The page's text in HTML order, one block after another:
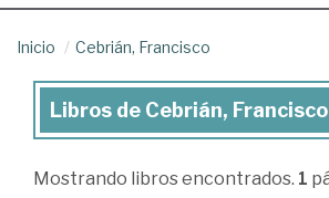
Inicio Cebrián, Francisco
Libros
Cebrián,
Libros de Cebrián, Francisco
Mostrando libros encontrados. 1